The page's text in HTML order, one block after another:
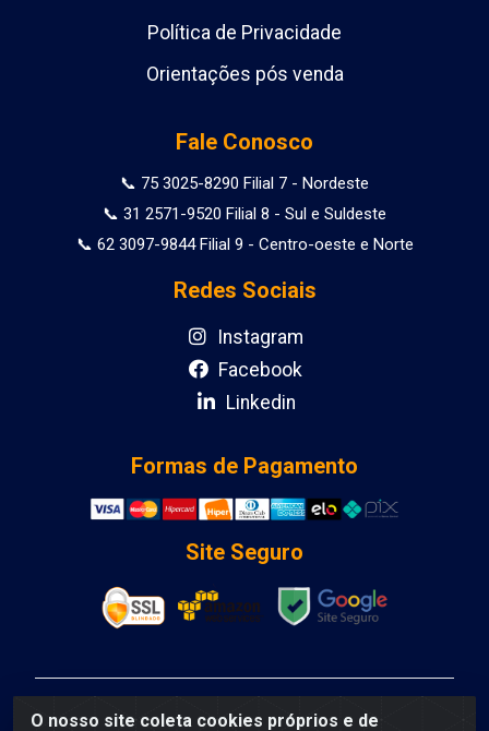
O nosso site coleta cookies próprios e de
Política de Privacidade
Orientações pós venda
Fale Conosco
📞 75 3025-8290 Filial 7 - Nordeste
📞 31 2571-9520 Filial 8 - Sul e Suldeste
📞 62 3097-9844 Filial 9 - Centro-oeste e Norte
Redes Sociais
Instagram
Facebook
Linkedin
Formas de Pagamento
Site Seguro
DCA DISTRIBUIDORA DE COSMETICOS LTDA - AV